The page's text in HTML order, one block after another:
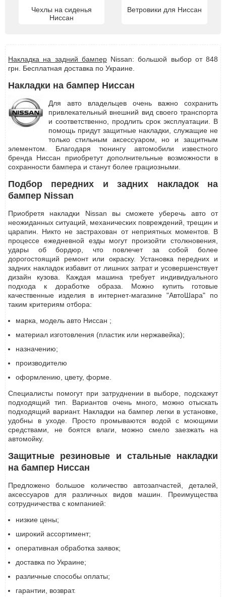
Чехлы на сиденья
Ниссан
Ветровики для Ниссан
Накладка на задний бамперNissan: большой выбор от 848
грн. Бесплатная доставка по Украине.
Накладки на бампер Ниссан
Для авто владельцев очень важно сохранить
привлекательный внешний вид своего транспорта
и соответственно, продлить срок эксплуатации. В
помощь придут защитные накладки, служащие не
только стильным аксессуаром, но и защитным
элементом. Благодаря тюнингу автомобили известного
бренда Ниссан приобретут дополнительные возможности в
сохранности бампера и станут более грациозными.
Подбор передних и задних накладок на
бампер Nissan
Приобретя накладки Nissan вы сможете уберечь авто от
неожиданных ситуаций, механических повреждений, трещин и
царапин. Никто не застрахован от неприятных моментов. В
процессе ежедневной езды могут произойти столкновения,
удары об бордюр, что повлечет за собой более
дорогостоящий ремонт или окраску. Установка передних и
задних накладок избавит от лишних затрат и усовершенствует
дизайн кузова. Каждая машина требует индивидуального
подхода к доработке образа. Можно купить готовые
качественные изделия в интернет-магазине "АвтоШара" по
таким критериям отбора:
марка, модель авто Ниссан ;
материал изготовления (пластик или нержавейка);
назначению;
производителю
оформлению, цвету, форме.
Специалисты помогут при затруднении в выборе, подскажут
подходящий тип. Вариантов очень много, можно отыскать
подходящий вариант. Накладки на бампер легки в установке,
удобны в уходе. Просто промываются водой с моющими
средствами, не боятся влаги, можно смело заезжать на
автомойку.
Защитные резиновые и стальные накладки
на бампер Ниссан
Предложено большое количество автозапчастей, деталей,
аксессуаров для различных видов машин. Преимущества
сотрудничества с компанией:
низкие цены;
широкий ассортимент;
оперативная обработка заявок;
доставка по Украине;
различные способы оплаты;
гарантии, возврат.